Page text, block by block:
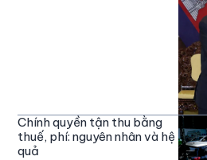
Chính quyền tận thu bằng
thuế, phí: nguyên nhân và hệ
quả